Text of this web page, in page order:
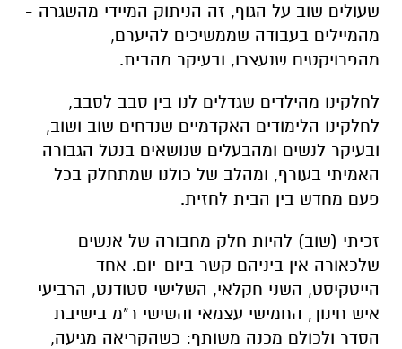
שעולים שוב על הגוף, זה הניתוק המיידי מהשגרה -
מהמיילים בעבודה שממשיכים להיערם,
מהפרויקטים שנעצרו, ובעיקר מהבית.
לחלקינו מהילדים שגדלים לנו בין סבב לסבב,
לחלקינו הלימודים האקדמיים שנדחים שוב ושוב,
ובעיקר לנשים ומהבעלים שנושאים בנטל הגבורה
האמיתי בעורף, ומהלב של כולנו שמתחלק בכל
פעם מחדש בין הבית לחזית.
זכיתי (שוב) להיות חלק מחבורה של אנשים
שלכאורה אין ביניהם קשר ביום-יום. אחד
הייטקיסט, השני חקלאי, השלישי סטודנט, הרביעי
איש חינוך, החמישי עצמאי והשישי ר"מ בישיבת
הסדר ולכולם מכנה משותף: כשהקריאה מגיעה,